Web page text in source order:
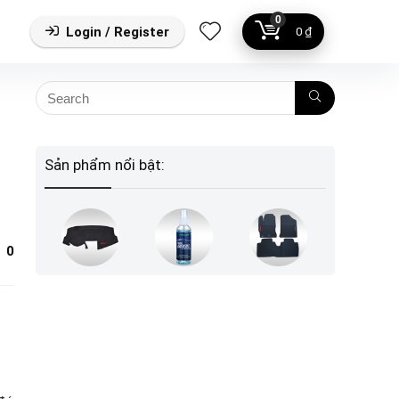
Login / Register
0
0 ₫
0
Sản phẩm nổi bật: